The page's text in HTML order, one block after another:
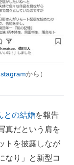
から）
との結婚を報告
真だという肩を
トを披露しなが
なり」と新型コ